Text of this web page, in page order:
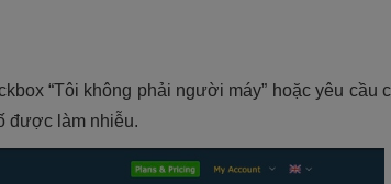
“Tôi không phải người máy” hoặc yêu cầu
được làm nhiễu.